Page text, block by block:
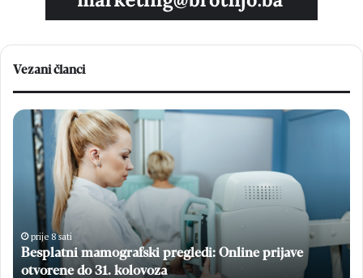
Vezani članci
Besplatni
mamografski
pregledi:
Online
prijave
otvorene
31.
kolovoza
prije 8 sati
Besplatni mamografski pregledi: Online prijave
otvorene do 31. kolovoza